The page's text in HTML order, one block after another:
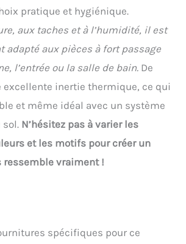
pratique et hygiénique.
aux taches et à l’humidité, il est
adapté aux pièces à fort passage
l’entrée ou la salle de bain. De
excellente inertie thermique, ce qui
et même idéal avec un système
sol. N’hésitez pas à varier les
et les motifs pour créer un
ressemble vraiment !
spécifiques pour ce